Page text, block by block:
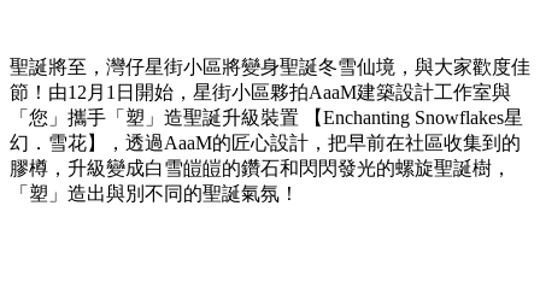
聖誕將至，灣仔星街小區將變身聖誕冬雪仙境，與大家歡度佳
節！ 由12月1日開始，星街小區夥拍AaaM建築設計工作室與
「您」攜手「塑」造聖誕升級裝置 【Enchanting Snowflakes星
幻．雪花】，透過AaaM的匠心設計，把早前在社區收集到的
膠樽，升級變成白雪皚皚的鑽石和閃閃發光的螺旋聖誕樹，
「塑」造出與別不同的聖誕氣氛！